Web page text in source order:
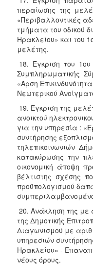
περαίωσης της
«Περιβαλλοντικές
τμήματα του οδικού
Ηρακλείου» και του
μελέτης.
18. Έγκριση του
Συμπληρωματικής
«Άρση
Νεωτερικού
19. Έγκριση της
ανοικτού
για την υπηρεσία :
συντήρησης
τηλεπικοινωνιών
κατακύρωσης την
οικονομική άποψη
βέλτιστης σχέσης
προϋπολογισμού
20. Ανάκληση της με
της Δημοτικής
Διαγωνισμού με
υπηρεσιών
Ηρακλείου» -
νέους όρους.